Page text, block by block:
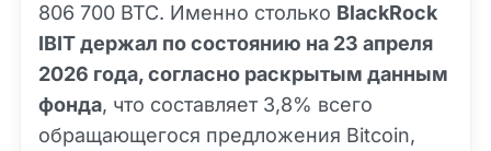
806 700 BTC. Именно столько BlackRock
IBIT держал по состоянию на 23 апреля
2026 года, согласно раскрытым данным
фонда, что составляет 3,8% всего
обращающегося предложения Bitcoin,